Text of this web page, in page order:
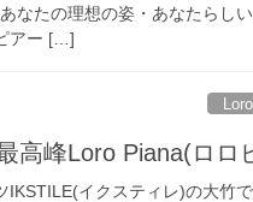
なたの理想の姿・あなたらし
アー […]
高峰Loro Piana(ロロ
IKSTILE(イクスティレ)の大竹